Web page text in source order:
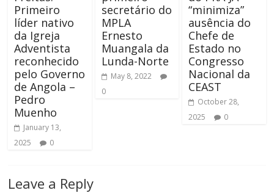
Primeiro
líder nativo
da Igreja
Adventista
reconhecido
pelo Governo
de Angola –
Pedro
Muenho
January 13,
2025
0
secretário do
MPLA
Ernesto
Muangala da
Lunda-Norte
May 8, 2022
0
“minimiza”
ausência do
Chefe de
Estado no
Congresso
Nacional da
CEAST
October 28,
2025
0
Leave a Reply